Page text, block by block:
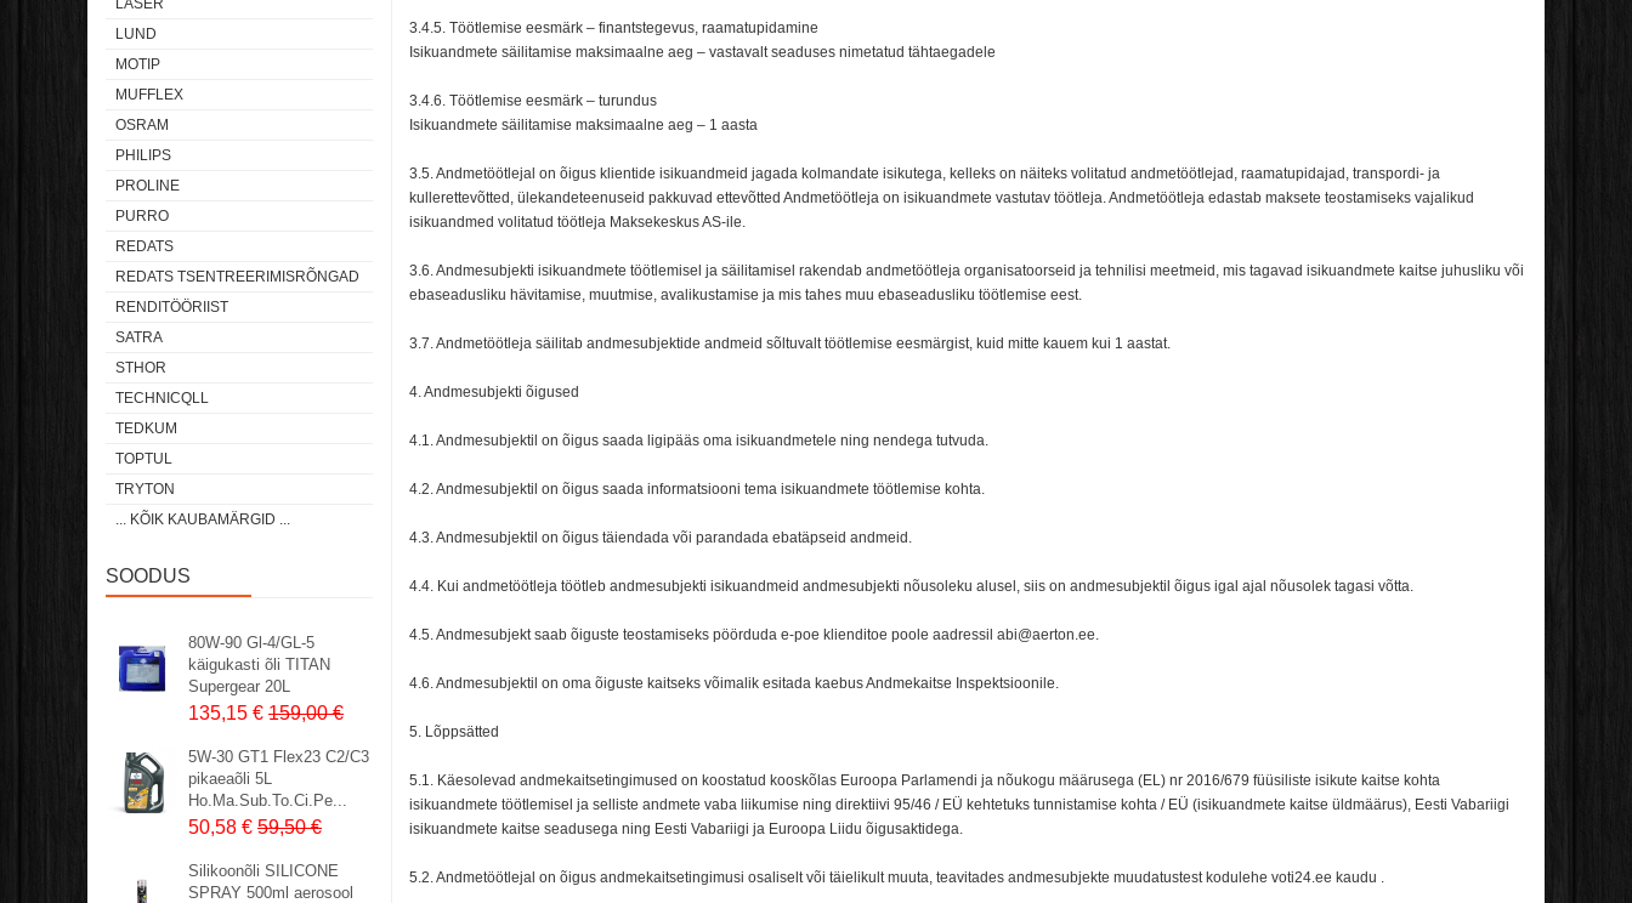
LUND
MOTIP
MUFFLEX
OSRAM
PHILIPS
PROLINE
PURRO
REDATS
REDATS TSENTREERIMISRÕNGAD
RENDITÖÖRIIST
SATRA
STHOR
TECHNICQLL
TEDKUM
TOPTUL
TRYTON
... KÕIK KAUBAMÄRGID ...
SOODUS
80W-90 Gl-4/GL-5
käigukasti õli TITAN
Supergear 20L
135,15 € 159,00 €
5W-30 GT1 Flex23 C2/C3
pikaeaõli 5L
Ho.Ma.Sub.To.Ci.Pe...
50,58 € 59,50 €
Silikoonõli SILICONE
SPRAY 500ml aerosool
3.4.5. Töötlemise eesmärk – finantstegevus, raamatupidamine
Isikuandmete säilitamise maksimaalne aeg – vastavalt seaduses nimetatud tähtaegadele
3.4.6. Töötlemise eesmärk – turundus
Isikuandmete säilitamise maksimaalne aeg – 1 aasta
3.5. Andmetöötlejal on õigus klientide isikuandmeid jagada kolmandate isikutega, kelleks on näiteks volitatud andmetöötlejad, raamatupidajad, transpordi- ja
kullerettevõtted, ülekandeteenuseid pakkuvad ettevõtted Andmetöötleja on isikuandmete vastutav töötleja. Andmetöötleja edastab maksete teostamiseks vajalikud
isikuandmed volitatud töötleja Maksekeskus AS-ile.
3.6. Andmesubjekti isikuandmete töötlemisel ja säilitamisel rakendab andmetöötleja organisatoorseid ja tehnilisi meetmeid, mis tagavad isikuandmete kaitse juhusliku või
ebaseadusliku hävitamise, muutmise, avalikustamise ja mis tahes muu ebaseadusliku töötlemise eest.
3.7. Andmetöötleja säilitab andmesubjektide andmeid sõltuvalt töötlemise eesmärgist, kuid mitte kauem kui 1 aastat.
4. Andmesubjekti õigused
4.1. Andmesubjektil on õigus saada ligipääs oma isikuandmetele ning nendega tutvuda.
4.2. Andmesubjektil on õigus saada informatsiooni tema isikuandmete töötlemise kohta.
4.3. Andmesubjektil on õigus täiendada või parandada ebatäpseid andmeid.
4.4. Kui andmetöötleja töötleb andmesubjekti isikuandmeid andmesubjekti nõusoleku alusel, siis on andmesubjektil õigus igal ajal nõusolek tagasi võtta.
4.5. Andmesubjekt saab õiguste teostamiseks pöörduda e-poe klienditoe poole aadressil abi@aerton.ee
4.6. Andmesubjektil on oma õiguste kaitseks võimalik esitada kaebus Andmekaitse Inspektsioonile.
5. Lõppsätted
5.1. Käesolevad andmekaitsetingimused on koostatud kooskõlas Euroopa Parlamendi ja nõukogu määrusega (EL) nr 2016/679 füüsiliste isikute kaitse kohta
isikuandmete töötlemisel ja selliste andmete vaba liikumise ning direktiivi 95/46 / EÜ kehtetuks tunnistamise kohta / EÜ (isikuandmete kaitse üldmäärus), Eesti Vabariigi
isikuandmete kaitse seadusega ning Eesti Vabariigi ja Euroopa Liidu õigusaktidega.
5.2. Andmetöötlejal on õigus andmekaitsetingimusi osaliselt või täielikult muuta, teavitades andmesubjekte muudatustest kodulehe voti24.ee kaudu .